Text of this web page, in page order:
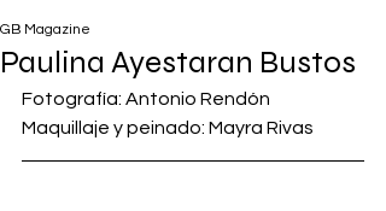
Paulina Ayestaran Bustos
GB Magazine
Fotografía: Antonio Rendón
Maquillaje y peinado: Mayra Rivas